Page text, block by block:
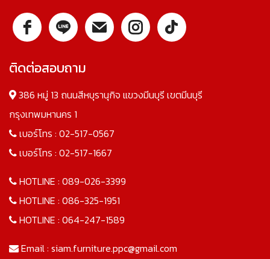
ติดต่อสอบถาม
386 หมู่ 13 ถนนสีหบุรานุกิจ แขวงมีนบุรี เขตมีนบุรี
กรุงเทพมหานคร 1
เบอร์โทร : 02-517-0567
เบอร์โทร : 02-517-1667
HOTLINE : 089-026-3399
HOTLINE : 086-325-1951
HOTLINE : 064-247-1589
Email : siam.furniture.ppc@gmail.com